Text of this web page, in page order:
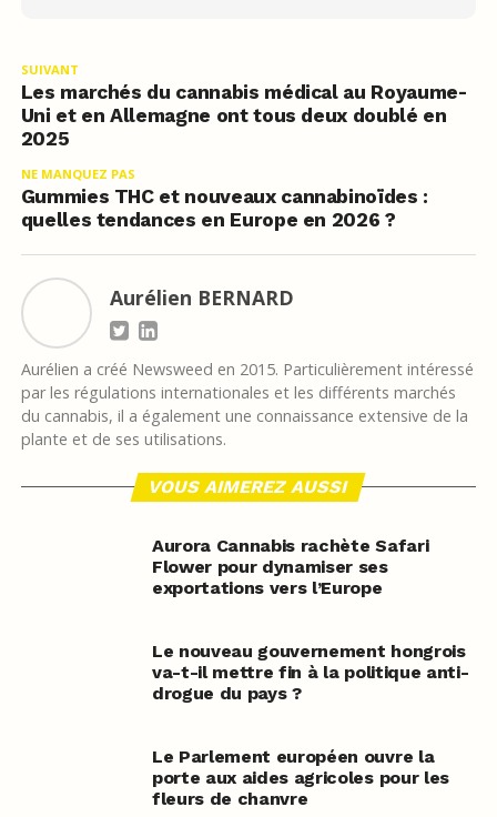
SUIVANT
Les marchés du cannabis médical au Royaume-
Uni et en Allemagne ont tous deux doublé en
2025
NE MANQUEZ PAS
Gummies THC et nouveaux cannabinoïdes :
quelles tendances en Europe en 2026 ?
Aurélien BERNARD
Aurélien a créé Newsweed en 2015. Particulièrement intéressé
par les régulations internationales et les différents marchés
du cannabis, il a également une connaissance extensive de la
plante et de ses utilisations.
VOUS AIMEREZ AUSSI
Aurora Cannabis rachète Safari
Flower pour dynamiser ses
exportations vers l’Europe
Le nouveau gouvernement hongrois
va-t-il mettre fin à la politique anti-
drogue du pays ?
Le Parlement européen ouvre la
porte aux aides agricoles pour les
fleurs de chanvre